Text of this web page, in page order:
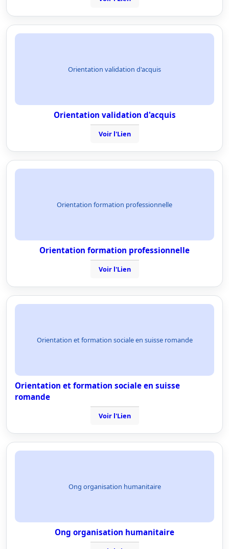
Orientation validation d'acquis
Orientation validation d'acquis
Voir l'Lien
Orientation formation professionnelle
Orientation formation professionnelle
Voir l'Lien
Orientation et formation sociale en suisse romande
Orientation et formation sociale en suisse
romande
Voir l'Lien
Ong organisation humanitaire
Ong organisation humanitaire